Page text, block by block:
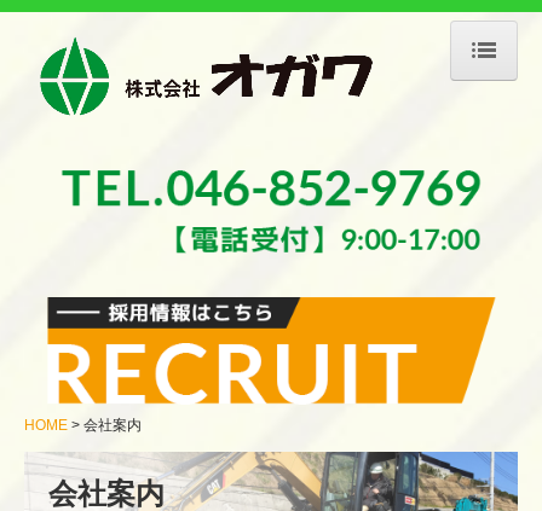
HOME
業務案内
募集要項 土木職人
募集要項 現場監督
お問合せ
HOME 会社案内
会社案内